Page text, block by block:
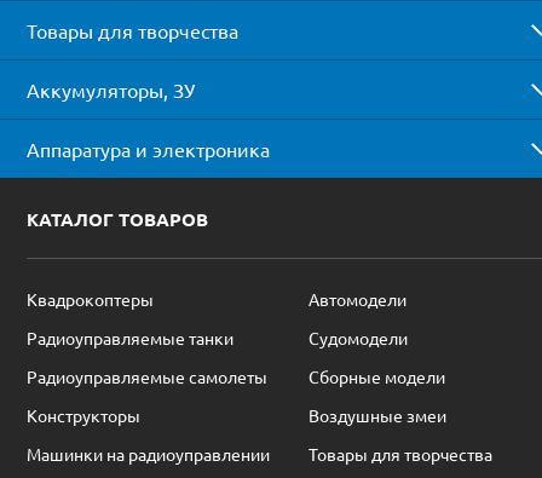
Товары для творчества
Аккумуляторы, ЗУ
Аппаратура и электроника
КАТАЛОГ ТОВАРОВ
Квадрокоптеры
Автомодели
Радиоуправляемые танки
Судомодели
Радиоуправляемые самолеты
Сборные модели
Конструкторы
Воздушные змеи
Машинки на радиоуправлении
Товары для творчества